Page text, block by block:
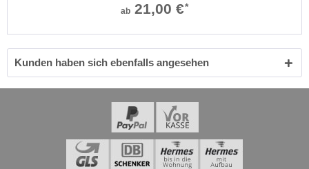
ab 21,00 €*
Kunden haben sich ebenfalls angesehen